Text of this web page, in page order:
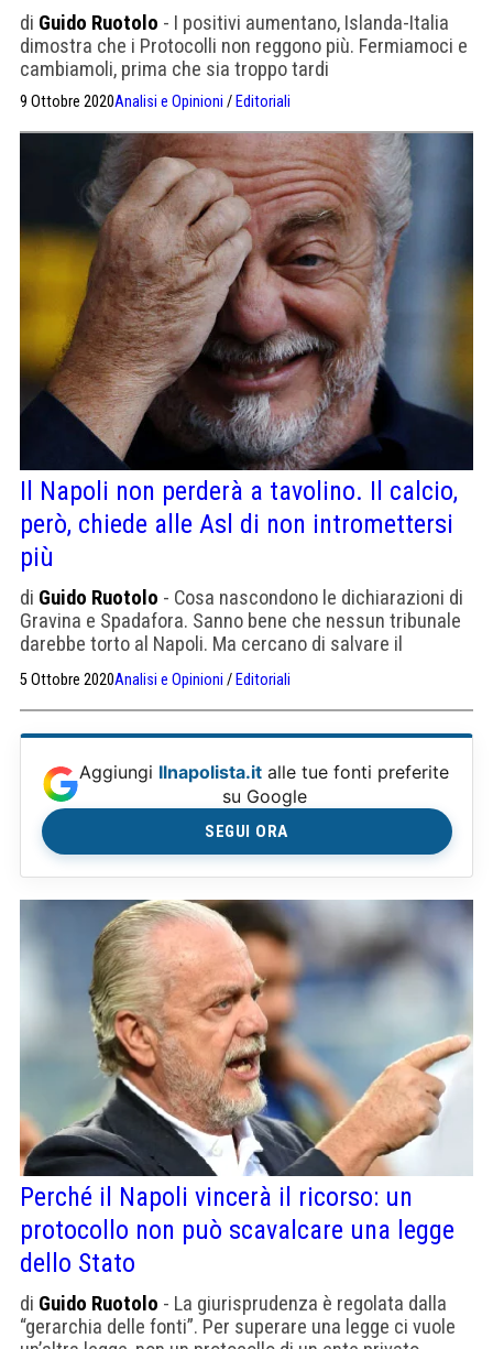
di Guido Ruotolo - I positivi aumentano, Islanda-Italia
dimostra che i Protocolli non reggono più. Fermiamoci e
cambiamoli, prima che sia troppo tardi
9 Ottobre 2020Analisi e Opinioni / Editoriali
Il Napoli non perderà a tavolino. Il calcio,
però, chiede alle Asl di non intromettersi
più
di Guido Ruotolo - Cosa nascondono le dichiarazioni di
Gravina e Spadafora. Sanno bene che nessun tribunale
darebbe torto al Napoli. Ma cercano di salvare il
5 Ottobre 2020Analisi e Opinioni / Editoriali
Aggiungi Ilnapolista.it alle tue fonti preferite
su Google
SEGUI ORA
Perché il Napoli vincerà il ricorso: un
protocollo non può scavalcare una legge
dello Stato
di Guido Ruotolo - La giurisprudenza è regolata dalla
“gerarchia delle fonti”. Per superare una legge ci vuole